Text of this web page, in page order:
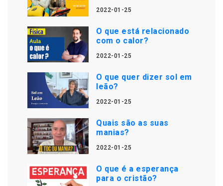
2022-01-25
O que está relacionado
com o calor?
2022-01-25
O que quer dizer sol em
leão?
2022-01-25
Quais são as suas
manias?
2022-01-25
O que é a esperança
para o cristão?